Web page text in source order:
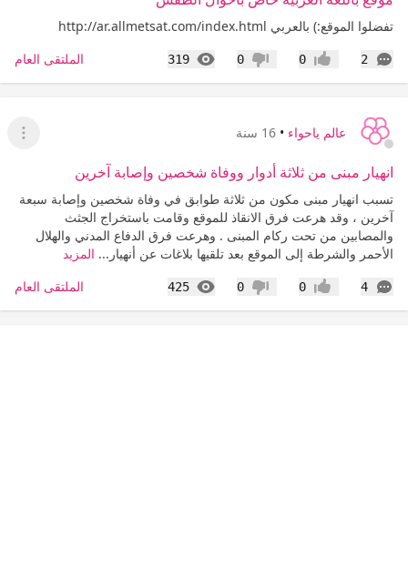
تفضلوا الموقع:) بالعربي http://ar.allmetsat.com/index.html
2
التعليقات إعجاب0 عدم إعجاب
0
319
المشاهدات الملتقى العام
عالم ياحواء • 16 سنة
عرض
انهيار مبنى من ثلاثة أدوار ووفاة شخصين وإصابة آخرين
تسبب انهيار مبنى مكون من ثلاثة طوابق في وفاة شخصين وإصابة سبعة
آخرين ، وقد هرعت فرق الانقاذ للموقع وقامت باستخراج الجثث
والمصابين من تحت ركام المبنى . وهرعت فرق الدفاع المدني والهلال
الأحمر والشرطة إلى الموقع بعد تلقيها بلاغات عن أنهيار... المزيد
4
التعليقات إعجاب0 عدم إعجاب
0
425
المشاهدات الملتقى العام